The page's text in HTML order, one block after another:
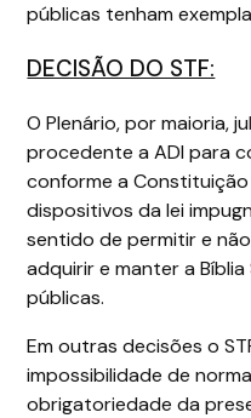
públicas tenham
DECISÃO DO STF:
O Plenário, por maioria,
procedente a ADI para
conforme a
dispositivos da lei
sentido de permitir e
adquirir e manter a
públicas.
Em outras decisões o
impossibilidade de
obrigatoriedade da